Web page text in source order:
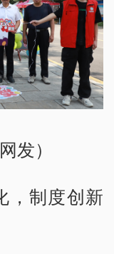
发）
，制度创新